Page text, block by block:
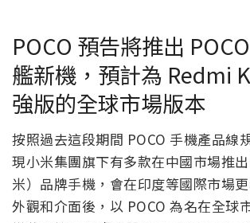
POCO 預告將推出
艦新機，預計為 Redmi
強版的全球市場版本
按照過去這段期間 POCO 手機產品線
現小米集團旗下有多款在中國市場推
米）品牌手機，會在印度等國際市場
外觀和介面後，以 POCO 為名在全球